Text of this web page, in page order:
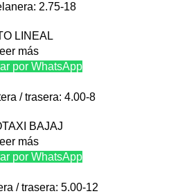
2.75-18
LINEAL
más
por WhatsApp
/ trasera: 4.00-8
BAJAJ
más
por WhatsApp
/ trasera: 5.00-12